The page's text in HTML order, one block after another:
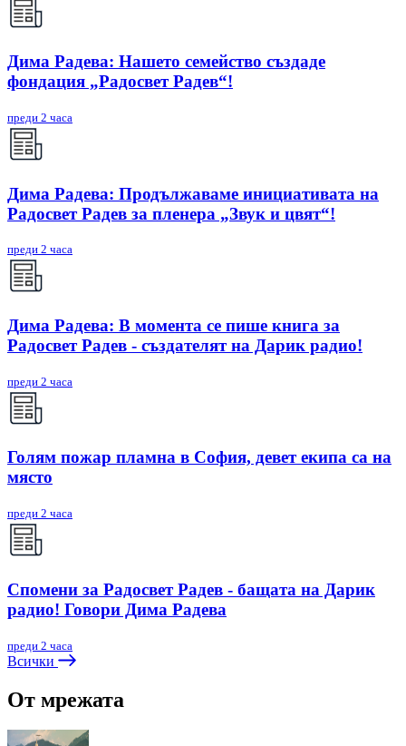
Дима Радева: Нашето семейство създаде
фондация „Радосвет Радев“!
преди 2 часа
Дима Радева: Продължаваме инициативата на
Радосвет Радев за пленера „Звук и цвят“!
преди 2 часа
Дима Радева: В момента се пише книга за
Радосвет Радев - създателят на Дарик радио!
преди 2 часа
Голям пожар пламна в София, девет екипа са на
място
преди 2 часа
Спомени за Радосвет Радев - бащата на Дарик
радио! Говори Дима Радева
преди 2 часа
Всички
От мрежата